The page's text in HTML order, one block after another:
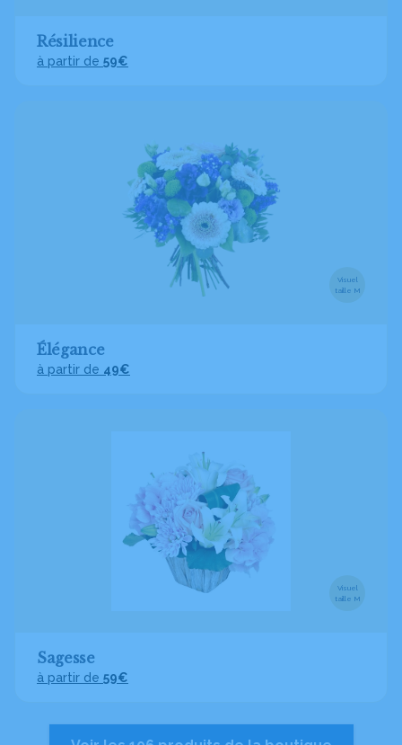
Résilience
à partir de 59€
Visuel
taille M
Élégance
à partir de 49€
Visuel
taille M
Sagesse
à partir de 59€